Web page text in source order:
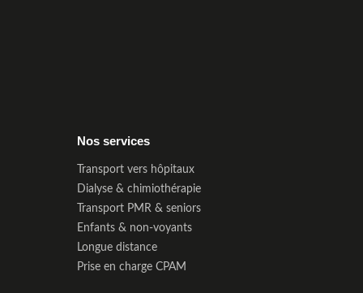
Nos services
Transport vers hôpitaux
Dialyse & chimiothérapie
Transport PMR & seniors
Enfants & non-voyants
Longue distance
Prise en charge CPAM